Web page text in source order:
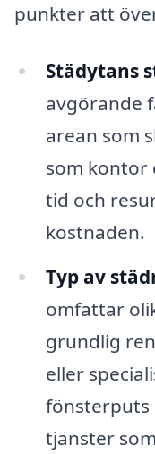
punkter att
Städytans
avgörande
arean som
som kontor
tid och
kostnaden.
Typ av
omfattar
grundlig
eller
fönsterputs
tjänster